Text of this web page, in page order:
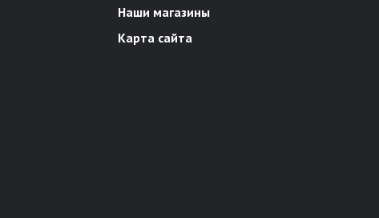
Наши магазины
Карта сайта